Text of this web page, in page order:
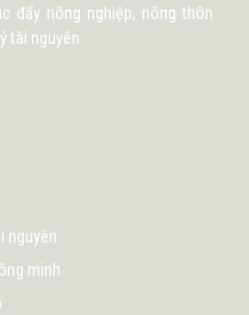
đẩy nông nghiệp, nông thôn
tài nguyên.
nguyên
minh